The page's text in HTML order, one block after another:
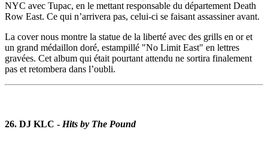
NYC avec Tupac, en le mettant responsable du département Death
Row East. Ce qui n’arrivera pas, celui-ci se faisant assassiner avant.
La cover nous montre la statue de la liberté avec des grills en or et
un grand médaillon doré, estampillé "No Limit East" en lettres
gravées. Cet album qui était pourtant attendu ne sortira finalement
pas et retombera dans l’oubli.
26. DJ KLC - Hits by The Pound